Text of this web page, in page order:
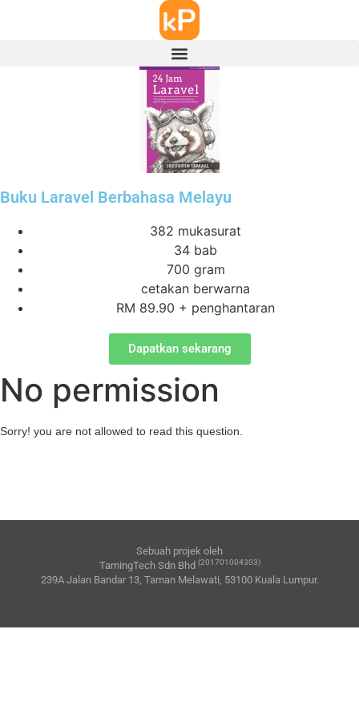
Buku Laravel Berbahasa Melayu
382 mukasurat
34 bab
700 gram
cetakan berwarna
RM 89.90 + penghantaran
Dapatkan sekarang
No permission
Sorry! you are not allowed to read this question.
Sebuah projek oleh
TamingTech Sdn Bhd (201701004303)
239A Jalan Bandar 13, Taman Melawati, 53100 Kuala Lumpur.